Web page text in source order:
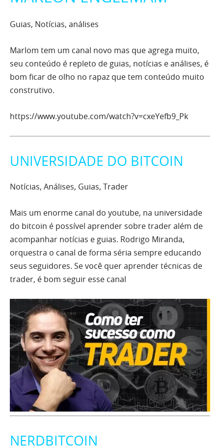
Guias, Notícias, análises
Marlom tem um canal novo mas que agrega muito,
seu conteúdo é repleto de guias, notícias e análises, é
bom ficar de olho no rapaz que tem conteúdo muito
construtivo.
https://www.youtube.com/watch?v=cxeYefb9_Pk
UNIVERSIDADE DO BITCOIN
Notícias, Análises, Guias, Trader
Mais um enorme canal do youtube, na universidade
do bitcoin é possível aprender sobre trader além de
acompanhar notícias e guias. Rodrigo Miranda,
orquestra o canal de forma séria sempre educando
seus seguidores. Se você quer aprender técnicas de
trader, é bom seguir esse canal
NERDBITCOIN